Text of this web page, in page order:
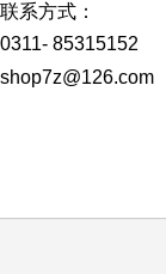
联系方式：
0311- 85315152
shop7z@126.com